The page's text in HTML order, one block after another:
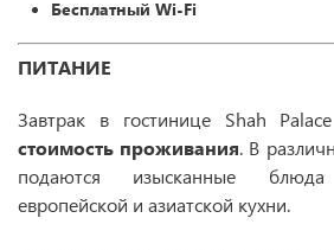
Бесплатный Wi-Fi
ПИТАНИЕ
Завтрак в гостинице Shah
стоимость проживания. В
подаются изысканные блюда
европейской и азиатской кухни.